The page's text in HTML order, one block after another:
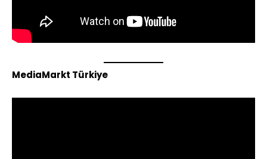
MediaMarkt Türkiye